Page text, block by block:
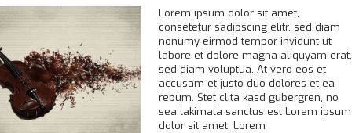
Lorem ipsum dolor sit amet,
consetetur sadipscing elitr, sed diam
nonumy eirmod tempor invidunt ut
labore et dolore magna aliquyam erat,
sed diam voluptua. At vero eos et
accusam et justo duo dolores et ea
rebum. Stet clita kasd gubergren, no
sea takimata sanctus est Lorem ipsum
dolor sit amet. Lorem